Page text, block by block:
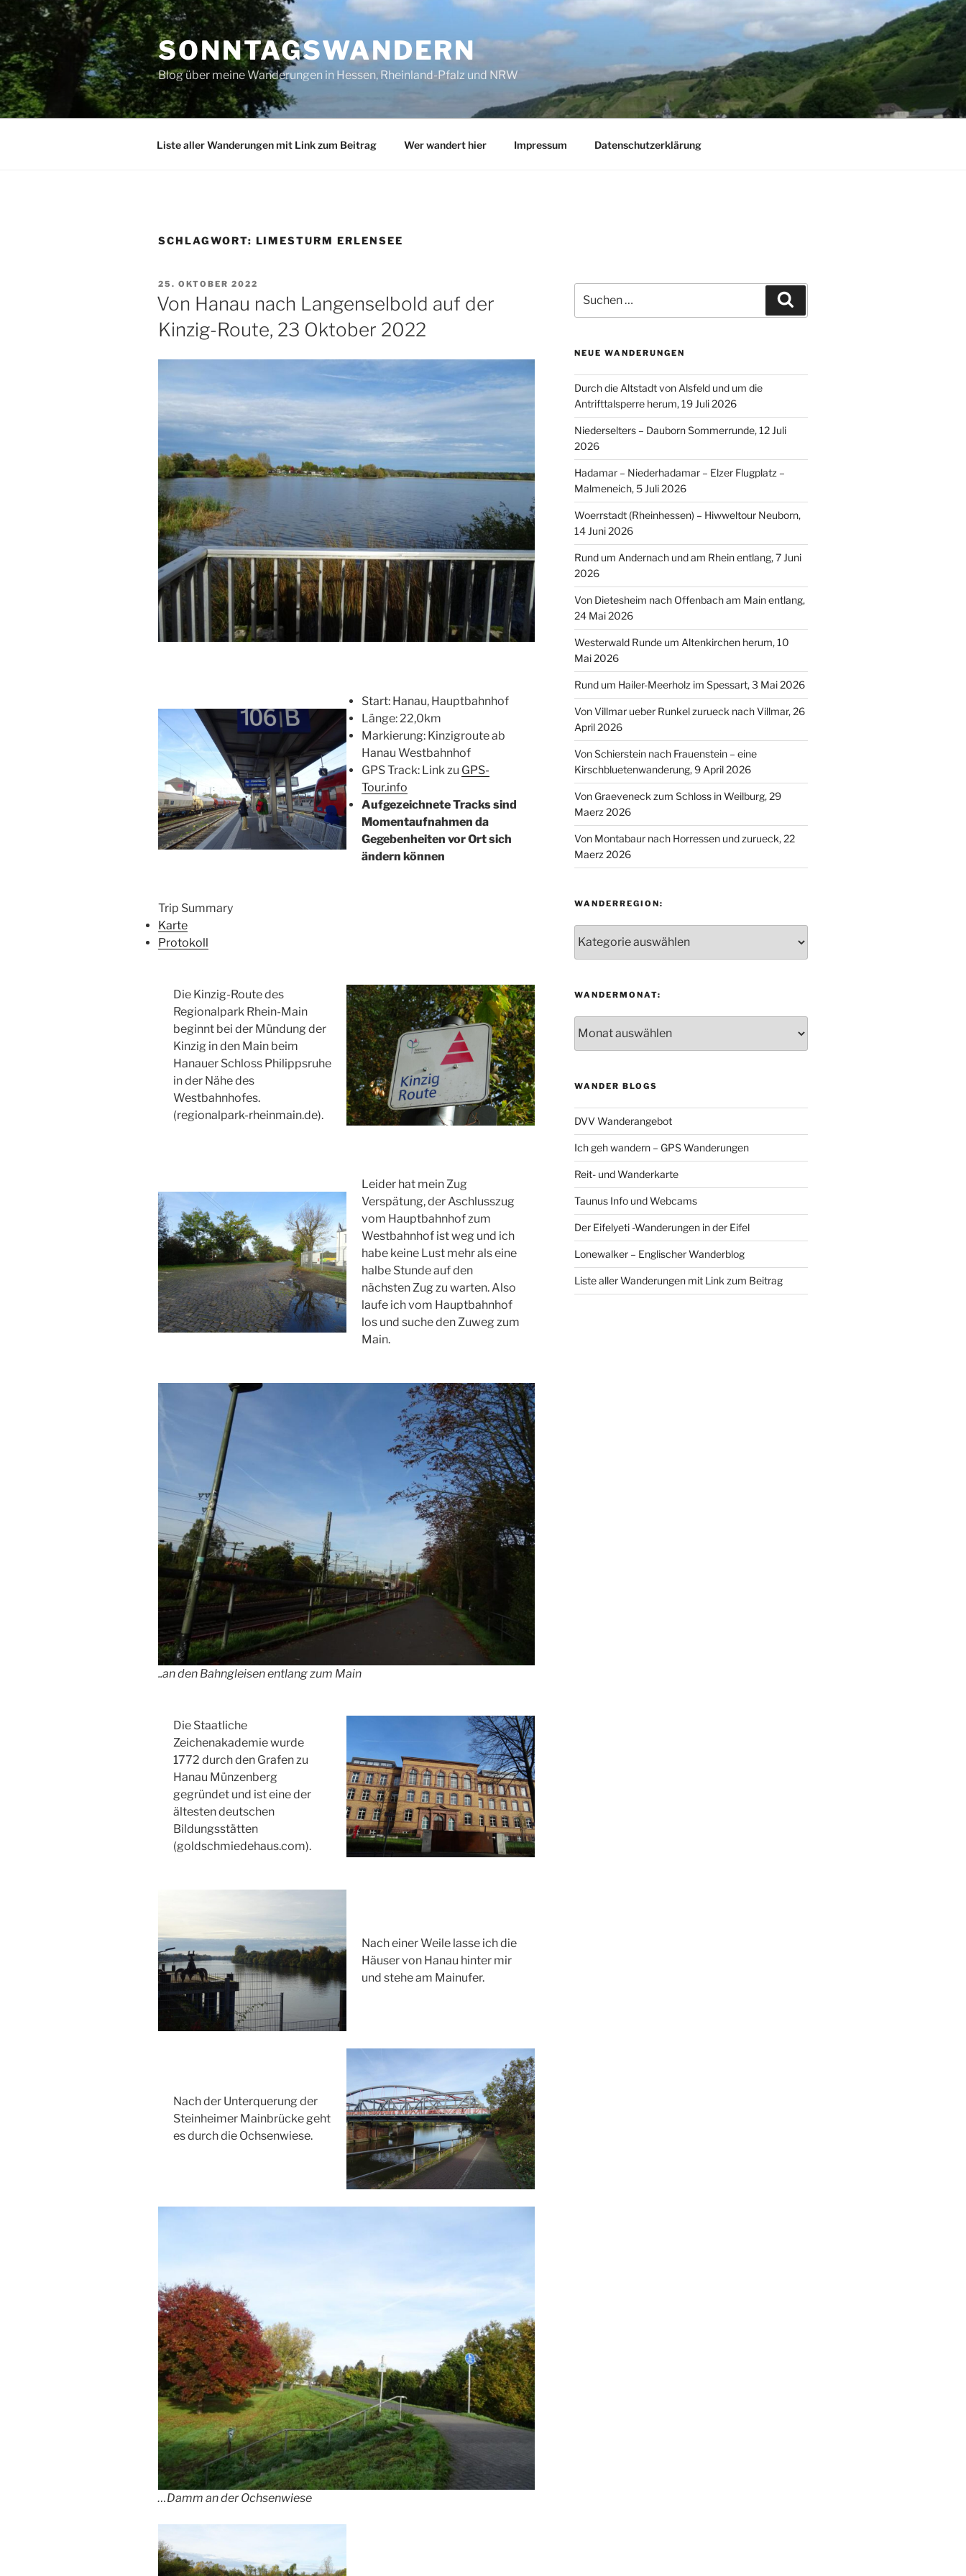
Zum
Inhalt
springen
SONNTAGSWANDERN
Blog über meine Wanderungen in Hessen, Rheinland-Pfalz und NRW
Liste aller Wanderungen mit Link zum Beitrag Wer wandert hier Impressum Datenschutzerklärung
SCHLAGWORT: LIMESTURM ERLENSEE
VERÖFFENTLICHT
AM
25. OKTOBER 2022
Von Hanau nach Langenselbold auf der
Kinzig-Route, 23 Oktober 2022
Start: Hanau, Hauptbahnhof
Länge: 22,0km
Markierung: Kinzigroute ab
Hanau Westbahnhof
GPS Track: Link zu GPS-
Tour.info
Aufgezeichnete Tracks sind
Momentaufnahmen da
Gegebenheiten vor Ort sich
ändern können
Trip Summary
Karte
Protokoll
Die Kinzig-Route des
Regionalpark Rhein-Main
beginnt bei der Mündung der
Kinzig in den Main beim
Hanauer Schloss Philippsruhe
in der Nähe des
Westbahnhofes.
(regionalpark-rheinmain.de).
Leider hat mein Zug
Verspätung, der Aschlusszug
vom Hauptbahnhof zum
Westbahnhof ist weg und ich
habe keine Lust mehr als eine
halbe Stunde auf den
nächsten Zug zu warten. Also
laufe ich vom Hauptbahnhof
los und suche den Zuweg zum
Main.
..an den Bahngleisen entlang zum Main
Die Staatliche
Zeichenakademie wurde
1772 durch den Grafen zu
Hanau Münzenberg
gegründet und ist eine der
ältesten deutschen
Bildungsstätten
(goldschmiedehaus.com).
Nach einer Weile lasse ich die
Häuser von Hanau hinter mir
und stehe am Mainufer.
Nach der Unterquerung der
Steinheimer Mainbrücke geht
es durch die Ochsenwiese.
…Damm an der Ochsenwiese
nach:
NEUE WANDERUNGEN
Durch die Altstadt von Alsfeld und um die
Antrifttalsperre herum, 19 Juli 2026
Niederselters – Dauborn Sommerrunde, 12 Juli
2026
Hadamar – Niederhadamar – Elzer Flugplatz –
Malmeneich, 5 Juli 2026
Woerrstadt (Rheinhessen) – Hiwweltour Neuborn,
14 Juni 2026
Rund um Andernach und am Rhein entlang, 7 Juni
2026
Von Dietesheim nach Offenbach am Main entlang,
24 Mai 2026
Westerwald Runde um Altenkirchen herum, 10
Mai 2026
Rund um Hailer-Meerholz im Spessart, 3 Mai 2026
Von Villmar ueber Runkel zurueck nach Villmar, 26
April 2026
Von Schierstein nach Frauenstein – eine
Kirschbluetenwanderung, 9 April 2026
Von Graeveneck zum Schloss in Weilburg, 29
Maerz 2026
Von Montabaur nach Horressen und zurueck, 22
Maerz 2026
WANDERREGION:
WANDERMONAT:
WANDER BLOGS
DVV Wanderangebot
Ich geh wandern – GPS Wanderungen
Reit- und Wanderkarte
Taunus Info und Webcams
Der Eifelyeti -Wanderungen in der Eifel
Lonewalker – Englischer Wanderblog
Liste aller Wanderungen mit Link zum Beitrag